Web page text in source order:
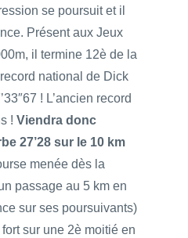
se poursuit et il
Présent aux Jeux
il termine 12è de la
national de Dick
! L’ancien record
! Viendra donc
27’28 sur le 10 km
menée dès la
passage au 5 km en
sur ses poursuivants)
sur une 2è moitié en